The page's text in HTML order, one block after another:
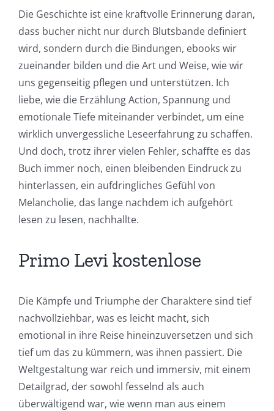
Die Geschichte ist eine kraftvolle Erinnerung daran,
dass bucher nicht nur durch Blutsbande definiert
wird, sondern durch die Bindungen, ebooks wir
zueinander bilden und die Art und Weise, wie wir
uns gegenseitig pflegen und unterstützen. Ich
liebe, wie die Erzählung Action, Spannung und
emotionale Tiefe miteinander verbindet, um eine
wirklich unvergessliche Leseerfahrung zu schaffen.
Und doch, trotz ihrer vielen Fehler, schaffte es das
Buch immer noch, einen bleibenden Eindruck zu
hinterlassen, ein aufdringliches Gefühl von
Melancholie, das lange nachdem ich aufgehört
lesen zu lesen, nachhallte.
Primo Levi kostenlose
Die Kämpfe und Triumphe der Charaktere sind tief
nachvollziehbar, was es leicht macht, sich
emotional in ihre Reise hineinzuversetzen und sich
tief um das zu kümmern, was ihnen passiert. Die
Weltgestaltung war reich und immersiv, mit einem
Detailgrad, der sowohl fesselnd als auch
überwältigend war, wie wenn man aus einem